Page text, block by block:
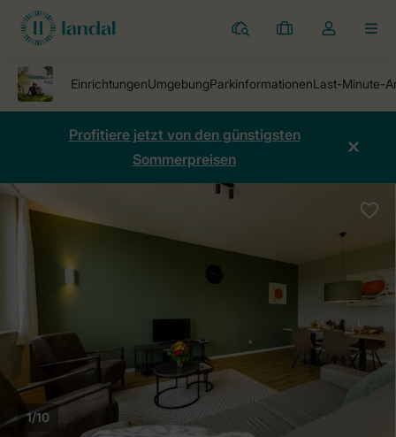
Ferienparks
Meine
Dropdown-
öffnen
Profitiere jetzt von den günstigsten
Sommerpreisen
1/10